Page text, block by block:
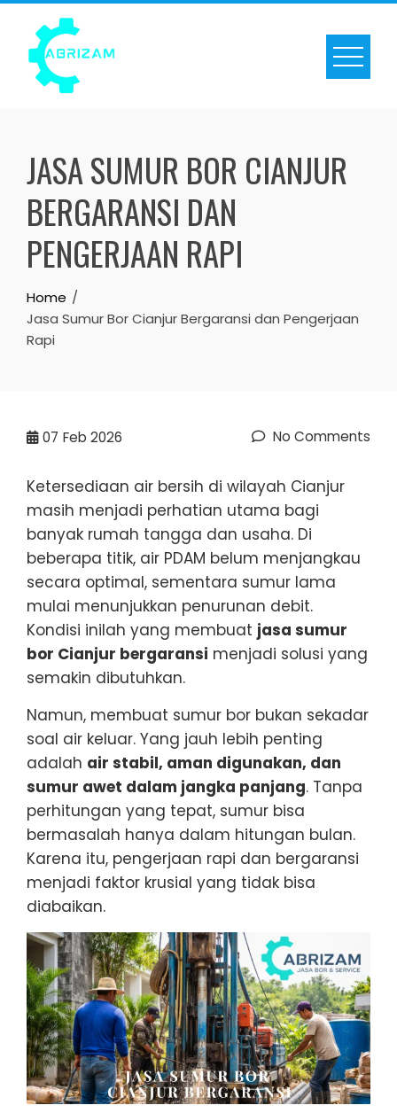
Skip
content
JASA SUMUR BOR CIANJUR
BERGARANSI DAN
PENGERJAAN RAPI
Home
Jasa Sumur Bor Cianjur Bergaransi dan Pengerjaan
Rapi
07 Feb 2026 No Comments
Ketersediaan air bersih di wilayah Cianjur
masih menjadi perhatian utama bagi
banyak rumah tangga dan usaha. Di
beberapa titik, air PDAM belum menjangkau
secara optimal, sementara sumur lama
mulai menunjukkan penurunan debit.
Kondisi inilah yang membuat jasa sumur
bor Cianjur bergaransi menjadi solusi yang
semakin dibutuhkan.
Namun, membuat sumur bor bukan sekadar
soal air keluar. Yang jauh lebih penting
adalah air stabil, aman digunakan, dan
sumur awet dalam jangka panjang. Tanpa
perhitungan yang tepat, sumur bisa
bermasalah hanya dalam hitungan bulan.
Karena itu, pengerjaan rapi dan bergaransi
menjadi faktor krusial yang tidak bisa
diabaikan.